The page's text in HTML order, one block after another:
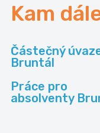
Kam
Částečný
Bruntál
Práce pro
absolventy